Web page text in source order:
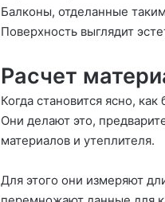
Балконы, отделанные
Поверхность выглядит
Расчет
Когда становится ясно,
Они делают это,
материалов и утеплителя.
Для этого они измеряют